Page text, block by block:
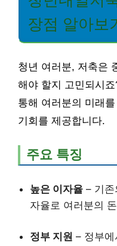
장점 알아보
청년 여러분, 저축은
해야 할지 고민되시죠
통해 여러분의 미래
기회를 제공합니다.
주요 특징
높은 이자율 – 기
자율로 여러분의
정부 지원 – 정부